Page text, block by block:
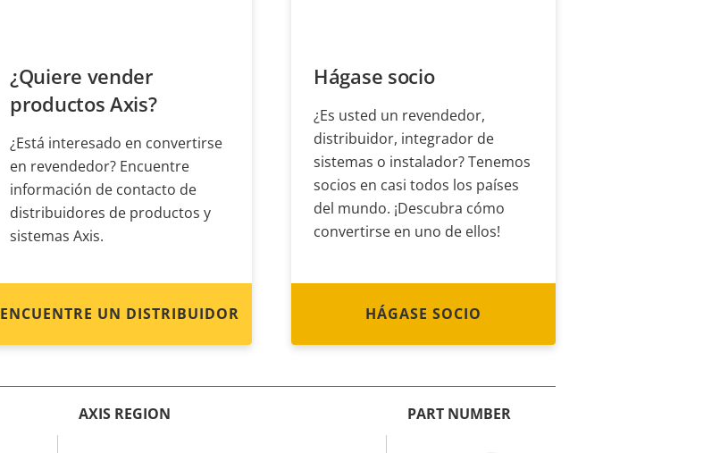
¿Quiere vender
productos Axis?
¿Está interesado en convertirse
en revendedor? Encuentre
información de contacto de
distribuidores de productos y
sistemas Axis.
ENCUENTRE UN DISTRIBUIDOR
Hágase socio
¿Es usted un revendedor,
distribuidor, integrador de
sistemas o instalador? Tenemos
socios en casi todos los países
del mundo. ¡Descubra cómo
convertirse en uno de ellos!
HÁGASE SOCIO
AXIS REGION PART NUMBER